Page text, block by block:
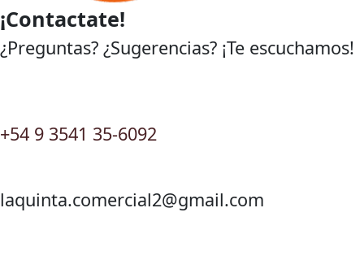
¡Contactate!
¿Preguntas? ¿Sugerencias? ¡Te escuchamos!
+54 9 3541 35-6092
laquinta.comercial2@gmail.com